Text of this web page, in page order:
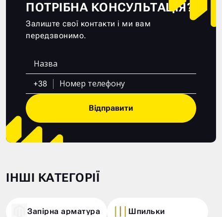
ПОТРІБНА КОНСУЛЬТАЦІЯ?
Залиште свої контакти і ми вам
передзвонимо.
+38
Відправити
ІНШІ КАТЕГОРІЇ
Запірна арматура Шпильки